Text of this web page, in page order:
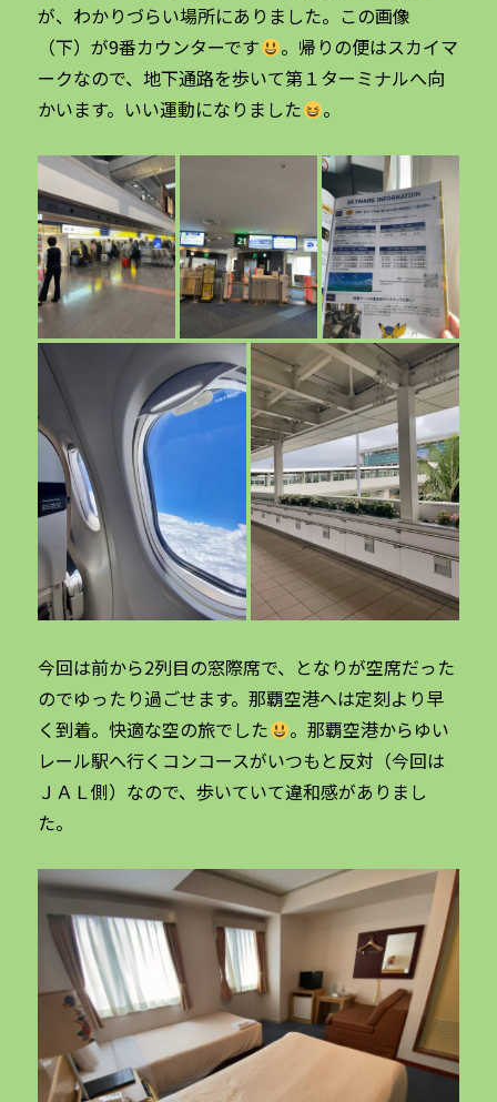
が、わかりづらい場所にありました。この画像
（下）が9番カウンターです
。帰りの便はスカイマ
ークなので、地下通路を歩いて第１ターミナルへ向
かいます。いい運動になりました
。
今回は前から2列目の窓際席で、となりが空席だった
のでゆったり過ごせます。那覇空港へは定刻より早
く到着。快適な空の旅でした
。那覇空港からゆい
レール駅へ行くコンコースがいつもと反対（今回は
ＪＡＬ側）なので、歩いていて違和感がありまし
た。